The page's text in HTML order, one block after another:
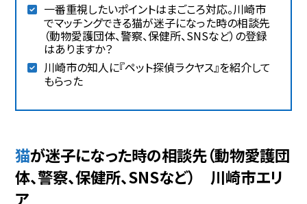
一番重視したいポイントはまごころ対応。川崎市
でマッチングできる猫が迷子になった時の相談先
（動物愛護団体、警察、保健所、SNSなど）の登録
はありますか？
川崎市の知人に『ペット探偵ラクヤス』を紹介して
もらった
猫が迷子になった時の相談先（動物愛護団
体、警察、保健所、SNSなど） 川崎市エリ
ア